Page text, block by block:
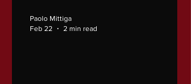
Paolo Mittiga
Feb 22
2 min read